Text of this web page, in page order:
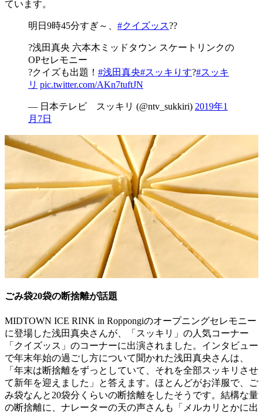
ています。
明日9時45分すぎ～、 #クイズッス??
?浅田真央 六本木ミッドタウン スケートリンクの
OPセレモニー
?クイズも出題！ #浅田真央#スッキりす?#スッキ
リ pic.twitter.com/AKn7tuftJN
— 日本テレビ スッキリ (@ntv_sukkiri) 2019年1
月7日
ごみ袋20袋の断捨離が話題
MIDTOWN ICE RINK in Roppongiのオープニングセレモニー
に登場した浅田真央さんが、「スッキリ」の人気コーナー
「クイズッス」のコーナーに出演されました。インタビュー
で年末年始の過ごし方について聞かれた浅田真央さんは、
「年末は断捨離をずっとしていて、それを全部スッキリさせ
て新年を迎えました」と答えます。ほとんどがお洋服で、ご
み袋なんと20袋分くらいの断捨離をしたそうです。結構な量
の断捨離に、ナレーターの天の声さんも「メルカリとかに出